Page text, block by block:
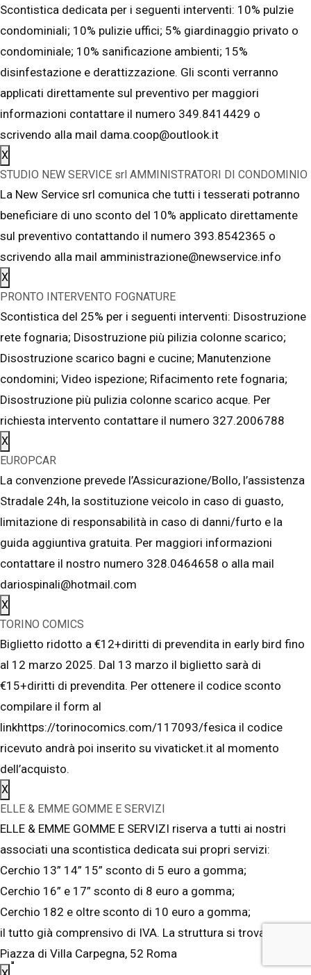
Scontistica dedicata per i seguenti interventi: 10% pulzie
condominiali; 10% pulizie uffici; 5% giardinaggio privato o
condominiale; 10% sanificazione ambienti; 15%
disinfestazione e derattizzazione. Gli sconti verranno
applicati direttamente sul preventivo per maggiori
informazioni contattare il numero 349.8414429 o
scrivendo alla mail dama.coop@outlook.it
X
STUDIO NEW SERVICE srl AMMINISTRATORI DI CONDOMINIO
La New Service srl comunica che tutti i tesserati potranno
beneficiare di uno sconto del 10% applicato direttamente
sul preventivo contattando il numero 393.8542365 o
scrivendo alla mail amministrazione@newservice.info
X
PRONTO INTERVENTO FOGNATURE
Scontistica del 25% per i seguenti interventi: Disostruzione
rete fognaria; Disostruzione più pilizia colonne scarico;
Disostruzione scarico bagni e cucine; Manutenzione
condomini; Video ispezione; Rifacimento rete fognaria;
Disostruzione più pulizia colonne scarico acque. Per
richiesta intervento contattare il numero 327.2006788
X
EUROPCAR
La convenzione prevede l’Assicurazione/Bollo, l’assistenza
Stradale 24h, la sostituzione veicolo in caso di guasto,
limitazione di responsabilità in caso di danni/furto e la
guida aggiuntiva gratuita. Per maggiori informazioni
contattare il nostro numero 328.0464658 o alla mail
dariospinali@hotmail.com
X
TORINO COMICS
Biglietto ridotto a €12+diritti di prevendita in early bird fino
al 12 marzo 2025. Dal 13 marzo il biglietto sarà di
€15+diritti di prevendita. Per ottenere il codice sconto
compilare il form al
linkhttps://torinocomics.com/117093/fesica il codice
ricevuto andrà poi inserito su vivaticket.it al momento
dell’acquisto.
X
ELLE & EMME GOMME E SERVIZI
ELLE & EMME GOMME E SERVIZI riserva a tutti ai nostri
associati una scontistica dedicata sui propri servizi:
Cerchio 13” 14” 15” sconto di 5 euro a gomma;
Cerchio 16” e 17” sconto di 8 euro a gomma;
Cerchio 182 e oltre sconto di 10 euro a gomma;
il tutto già comprensivo di IVA. La struttura si trova in
Piazza di Villa Carpegna, 52 Roma